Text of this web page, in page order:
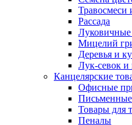
Травосмеси
Рассада
Луковичные
Мицелий
Деревья и
Лук-севок и
Канцелярские
Офисные
Товары для
Пеналы